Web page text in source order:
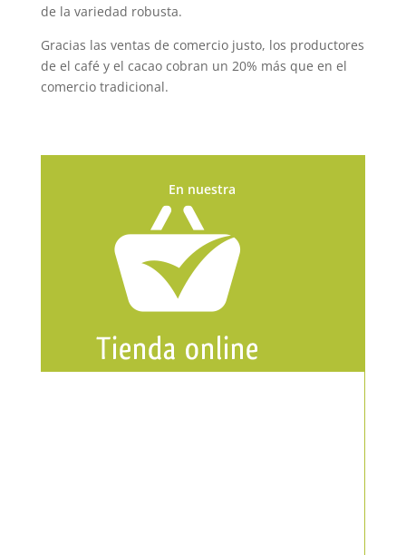
de la variedad robusta.
Gracias las ventas de comercio justo, los productores
de el café y el cacao cobran un 20% más que en el
comercio tradicional.
En nuestra